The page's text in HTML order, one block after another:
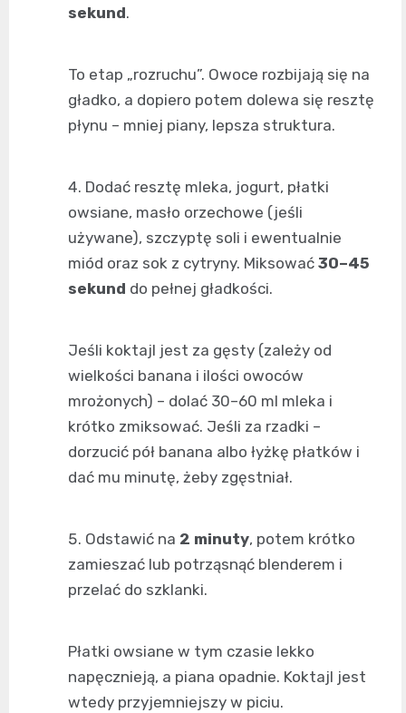
sekund.
To etap „rozruchu”. Owoce rozbijają się na
gładko, a dopiero potem dolewa się resztę
płynu – mniej piany, lepsza struktura.
Dodać resztę mleka, jogurt, płatki
owsiane, masło orzechowe (jeśli
używane), szczyptę soli i ewentualnie
miód oraz sok z cytryny. Miksować 30–45
sekund do pełnej gładkości.
Jeśli koktajl jest za gęsty (zależy od
wielkości banana i ilości owoców
mrożonych) – dolać 30–60 ml mleka i
krótko zmiksować. Jeśli za rzadki –
dorzucić pół banana albo łyżkę płatków i
dać mu minutę, żeby zgęstniał.
Odstawić na 2 minuty, potem krótko
zamieszać lub potrząsnąć blenderem i
przelać do szklanki.
Płatki owsiane w tym czasie lekko
napęcznieją, a piana opadnie. Koktajl jest
wtedy przyjemniejszy w piciu.